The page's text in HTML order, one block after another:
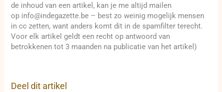
de inhoud van een artikel, kan je me altijd mailen
op info@indegazette.be – best zo weinig mogelijk mensen
in cc zetten, want anders komt dit in de spamfilter terecht.
Voor elk artikel geldt een recht op antwoord van
betrokkenen tot 3 maanden na publicatie van het artikel)
Deel dit artikel